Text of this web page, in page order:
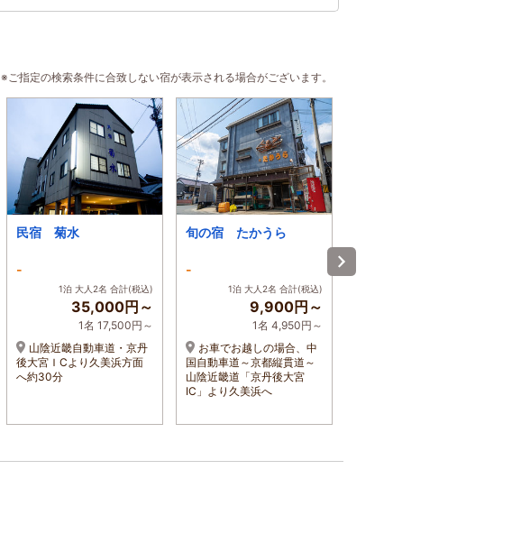
※ご指定の検索条件に合致しない宿が表示される場合がございます。
民宿 菊水
-
1泊 大人2名 合計(税込)
35,000円～
1名 17,500円～
山陰近畿自動車道・京丹
後大宮ＩCより久美浜方面
へ約30分
旬の宿 たかうら
-
1泊 大人2名 合計(税込)
9,900円～
1名 4,950円～
お車でお越しの場合、中
国自動車道～京都縦貫道～
山陰近畿道「京丹後大宮
IC」より久美浜へ
4.6